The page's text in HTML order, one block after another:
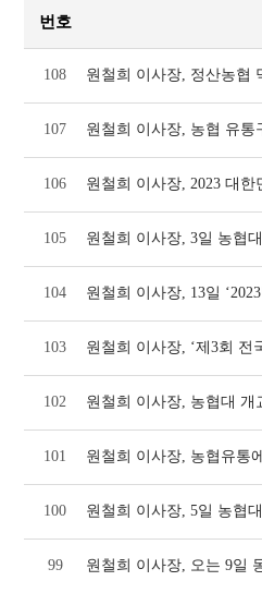
번호
108
107
106
105
104
103
102 원철희 이사장, 농협대 개
101 원철희 이사장, 농협유통
100 원철희 이사장, 5일 농협
99 원철희 이사장, 오는 9일